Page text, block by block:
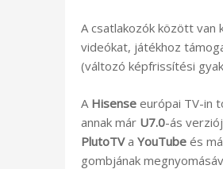
A csatlakozók között van
videókat, játékhoz
(változó képfrissítési
A Hisense európai TV-in
annak már U7.0-ás
PlutoTVa YouTube és
gombjának